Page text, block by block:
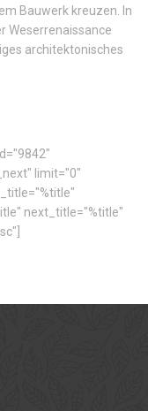
Bauwerk kreuzen. In
Weserrenaissance
architektonisches
limit="0"
next_title="%title"